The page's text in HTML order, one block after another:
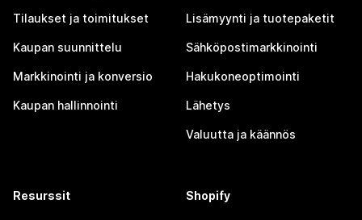
Tilaukset ja toimitukset
Kaupan suunnittelu
Markkinointi ja konversio
Kaupan hallinnointi
Lisämyynti ja tuotepaketit
Sähköpostimarkkinointi
Hakukoneoptimointi
Lähetys
Valuutta ja käännös
Resurssit Shopify